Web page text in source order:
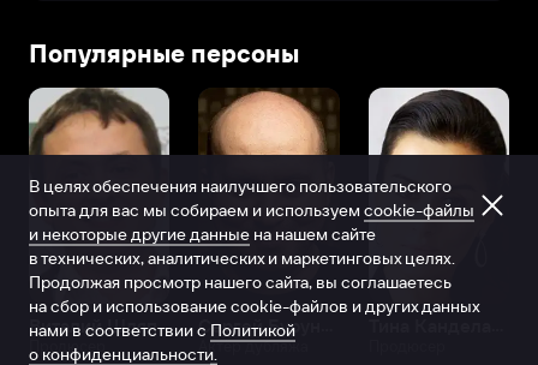
Популярные персоны
Виталий Шляппо
Продюсер Актёр дубляжа
В целях обеспечения наилучшего пользовательского
опыта для вас мы собираем и используем cookie-файлы
и некоторые другие данные на нашем сайте
в технических, аналитических и маркетинговых целях.
Продолжая просмотр нашего сайта, вы соглашаетесь
на сбор и использование cookie-файлов и других данных
нами в соответствии с Политикой
о конфиденциальности.